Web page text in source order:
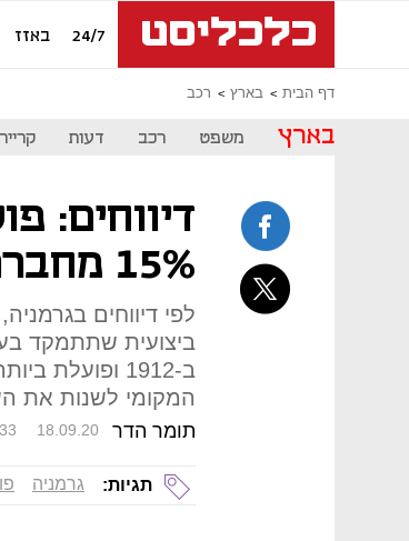
24/7 באזז
דף הבית בארץ רכב
בארץ משפט רכב דעות
דיווחים:
15% מחברת ההשכרה SIXT
ביצועית שתתמקד
המקומי לשנות את
תומר הדר 18.09.20
תגיות: גרמניה